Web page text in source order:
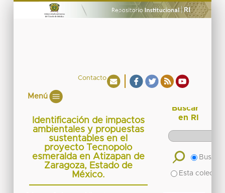
Contacto
Menú
Identificación de impactos
ambientales y propuestas
sustentables en el
proyecto Tecnopolo
esmeralda en Atizapan de
Zaragoza, Estado de
México.
Buscar
en RI
Buscar
Esta